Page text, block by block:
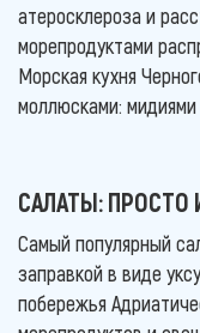
атеросклероза и
морепродуктами
Морская кухня
моллюсками:
САЛАТЫ: ПРОСТО
Самый популярный
заправкой в виде
побережья